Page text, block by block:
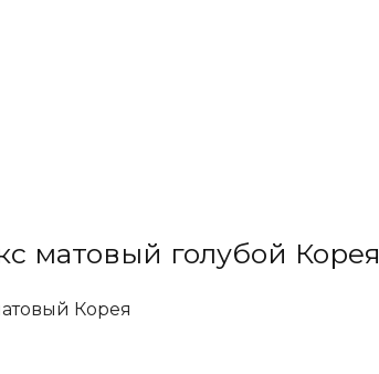
матовый голубой Корея
Корея